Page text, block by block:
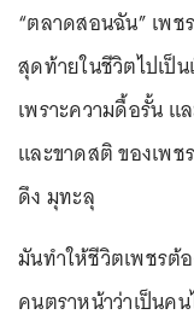
“ตลาดสอนฉัน” เพ
สุดท้ายในชีวิตไปเป็น
เพราะความดื้อรั้น
และขาดสติ ของเพ
ดึง มุทะลุ
มันทำให้ชีวิตเพชรต้
คนตราหน้าว่าเป็นค